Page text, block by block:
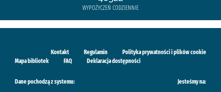
WYPOŻYCZEŃ CODZIENNIE
Kontakt Regulamin
Polityka prywatności i plików cookie
Mapa bibliotek
FAQ Deklaracja dostępności
Dane pochodzą z systemu: Jesteśmy na: